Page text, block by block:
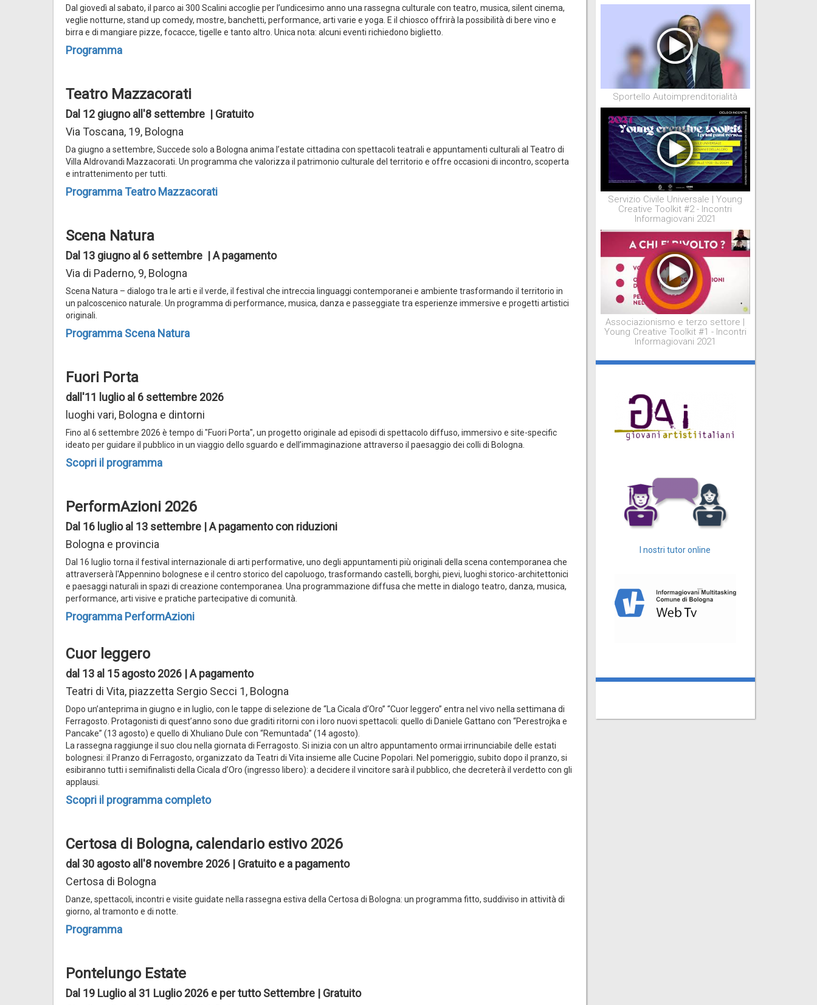
Dal giovedì al sabato, il parco ai 300 Scalini accoglie per l’undicesimo anno una rassegna culturale con teatro, musica, silent cinema,
veglie notturne, stand up comedy, mostre, banchetti, performance, arti varie e yoga. E il chiosco offrirà la possibilità di bere vino e
birra e di mangiare pizze, focacce, tigelle e tanto altro. Unica nota: alcuni eventi richiedono biglietto.
Programma
Teatro Mazzacorati
Dal 12 giugno all'8 settembre | Gratuito
Via Toscana, 19, Bologna
Da giugno a settembre, Succede solo a Bologna anima l’estate cittadina con spettacoli teatrali e appuntamenti culturali al Teatro di
Villa Aldrovandi Mazzacorati. Un programma che valorizza il patrimonio culturale del territorio e offre occasioni di incontro, scoperta
e intrattenimento per tutti.
Programma Teatro Mazzacorati
Scena Natura
Dal 13 giugno al 6 settembre | A pagamento
Via di Paderno, 9, Bologna
Scena Natura – dialogo tra le arti e il verde, il festival che intreccia linguaggi contemporanei e ambiente trasformando il territorio in
un palcoscenico naturale. Un programma di performance, musica, danza e passeggiate tra esperienze immersive e progetti artistici
originali.
Programma Scena Natura
Fuori Porta
dall'11 luglio al 6 settembre 2026
luoghi vari, Bologna e dintorni
Fino al 6 settembre 2026 è tempo di "Fuori Porta", un progetto originale ad episodi di spettacolo diffuso, immersivo e site-specific
ideato per guidare il pubblico in un viaggio dello sguardo e dell’immaginazione attraverso il paesaggio dei colli di Bologna.
Scopri il programma
PerformAzioni 2026
Dal 16 luglio al 13 settembre | A pagamento con riduzioni
Bologna e provincia
Dal 16 luglio torna il festival internazionale di arti performative, uno degli appuntamenti più originali della scena contemporanea che
attraverserà l'Appennino bolognese e il centro storico del capoluogo, trasformando castelli, borghi, pievi, luoghi storico-architettonici
e paesaggi naturali in spazi di creazione contemporanea. Una programmazione diffusa che mette in dialogo teatro, danza, musica,
performance, arti visive e pratiche partecipative di comunità.
Programma PerformAzioni
Cuor leggero
dal 13 al 15 agosto 2026 | A pagamento
Teatri di Vita, piazzetta Sergio Secci 1, Bologna
Dopo un’anteprima in giugno e in luglio, con le tappe di selezione de “La Cicala d’Oro” “Cuor leggero” entra nel vivo nella settimana di
Ferragosto. Protagonisti di quest’anno sono due graditi ritorni con i loro nuovi spettacoli: quello di Daniele Gattano con “Perestrojka e
Pancake” (13 agosto) e quello di Xhuliano Dule con “Remuntada” (14 agosto).
La rassegna raggiunge il suo clou nella giornata di Ferragosto. Si inizia con un altro appuntamento ormai irrinunciabile delle estati
bolognesi: il Pranzo di Ferragosto, organizzato da Teatri di Vita insieme alle Cucine Popolari. Nel pomeriggio, subito dopo il pranzo, si
esibiranno tutti i semifinalisti della Cicala d’Oro (ingresso libero): a decidere il vincitore sarà il pubblico, che decreterà il verdetto con gli
applausi.
Scopri il programma completo
Certosa di Bologna, calendario estivo 2026
dal 30 agosto all'8 novembre 2026 | Gratuito e a pagamento
Certosa di Bologna
Danze, spettacoli, incontri e visite guidate nella rassegna estiva della Certosa di Bologna: un programma fitto, suddiviso in attività di
giorno, al tramonto e di notte.
Programma
Pontelungo Estate
Dal 19 Luglio al 31 Luglio 2026 e per tutto Settembre | Gratuito
Sportello Autoimprenditorialità
Servizio Civile Universale | Young
Creative Toolkit #2 - Incontri
Informagiovani 2021
Associazionismo e terzo settore |
Young Creative Toolkit #1 - Incontri
Informagiovani 2021
I nostri tutor online